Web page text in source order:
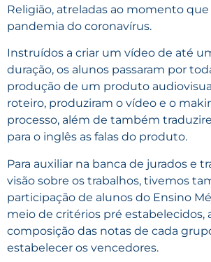
Religião, atreladas ao momento que
pandemia do coronavírus.
Instruídos a criar um vídeo de até
duração, os alunos passaram por
produção de um produto
roteiro, produziram o vídeo e o
processo, além de também
para o inglês as falas do produto.
Para auxiliar na banca de jurados e
visão sobre os trabalhos, tivemos
participação de alunos do Ensino
meio de critérios pré estabelecidos,
composição das notas de cada
estabelecer os vencedores.